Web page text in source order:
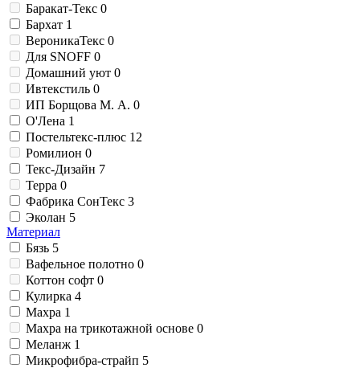
Баракат-Текс 0
Бархат 1
ВероникаТекс 0
Для SNOFF 0
Домашний уют 0
Ивтекстиль 0
ИП Борщова М. А. 0
О'Лена 1
Постельтекс-плюс 12
Ромилион 0
Текс-Дизайн 7
Терра 0
Фабрика СонТекс 3
Эколан 5
Материал
Бязь 5
Вафельное полотно 0
Коттон софт 0
Кулирка 4
Махра 1
Махра на трикотажной основе 0
Меланж 1
Микрофибра-страйп 5